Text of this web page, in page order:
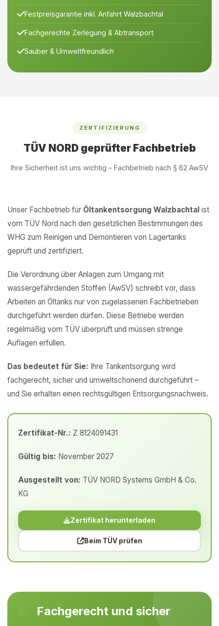
Festpreisgarantie inkl. Anfahrt Walzbachtal
Fachgerechte Zerlegung & Abtransport
Sauber & Umweltfreundlich
ZERTIFIZIERUNG
TÜV NORD geprüfter Fachbetrieb
Ihre Sicherheit ist uns wichtig – Fachbetrieb nach § 62 AwSV
Unser Fachbetrieb für Öltankentsorgung Walzbachtal ist
vom TÜV Nord nach den gesetzlichen Bestimmungen des
WHG zum Reinigen und Demontieren von Lagertanks
geprüft und zertifiziert.
Die Verordnung über Anlagen zum Umgang mit
wassergefährdenden Stoffen (AwSV) schreibt vor, dass
Arbeiten an Öltanks nur von zugelassenen Fachbetrieben
durchgeführt werden dürfen. Diese Betriebe werden
regelmäßig vom TÜV überprüft und müssen strenge
Auflagen erfüllen.
Das bedeutet für Sie: Ihre Tankentsorgung wird
fachgerecht, sicher und umweltschonend durchgeführt –
und Sie erhalten einen rechtsgültigen Entsorgungsnachweis.
Zertifikat-Nr.: Z 8124091431
Gültig bis: November 2027
Ausgestellt von: TÜV NORD Systems GmbH & Co.
KG
Zertifikat herunterladen
Beim TÜV prüfen
Fachgerecht und sicher